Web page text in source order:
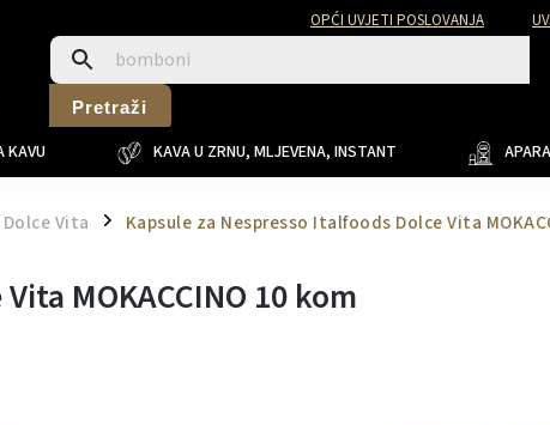
OPĆI UVJETI POSLOVANJA
Pretraži
KAVU KAVA U ZRNU, MLJEVENA, INSTANT
Vita / Kapsule za Nespresso Italfoods Dolce Vita
MOKACCINO 10 kom